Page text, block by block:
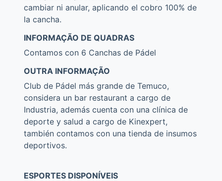
cambiar ni anular, aplicando el cobro 100% de
la cancha.
INFORMAÇÃO DE QUADRAS
Contamos con 6 Canchas de Pádel
OUTRA INFORMAÇÃO
Club de Pádel más grande de Temuco,
considera un bar restaurant a cargo de
Industria, además cuenta con una clínica de
deporte y salud a cargo de Kinexpert,
también contamos con una tienda de insumos
deportivos.
ESPORTES DISPONÍVEIS